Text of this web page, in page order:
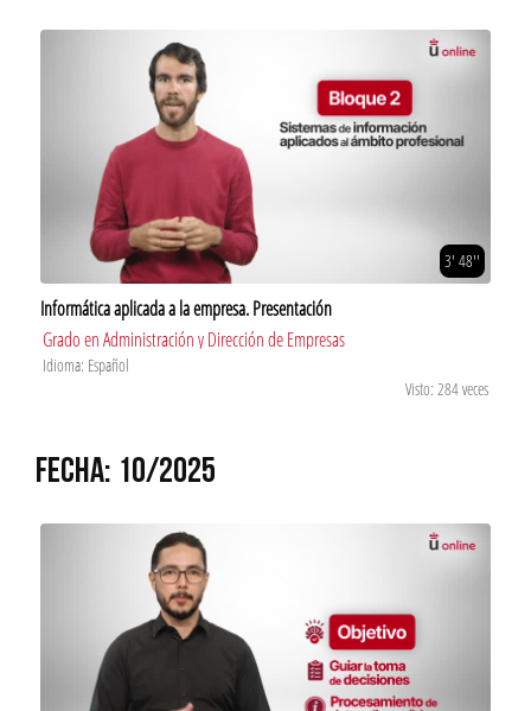
3' 48''
Informática aplicada a la empresa. Presentación
Grado en Administración y Dirección de Empresas
Idioma: Español
Visto: 284 veces
FECHA: 10/2025